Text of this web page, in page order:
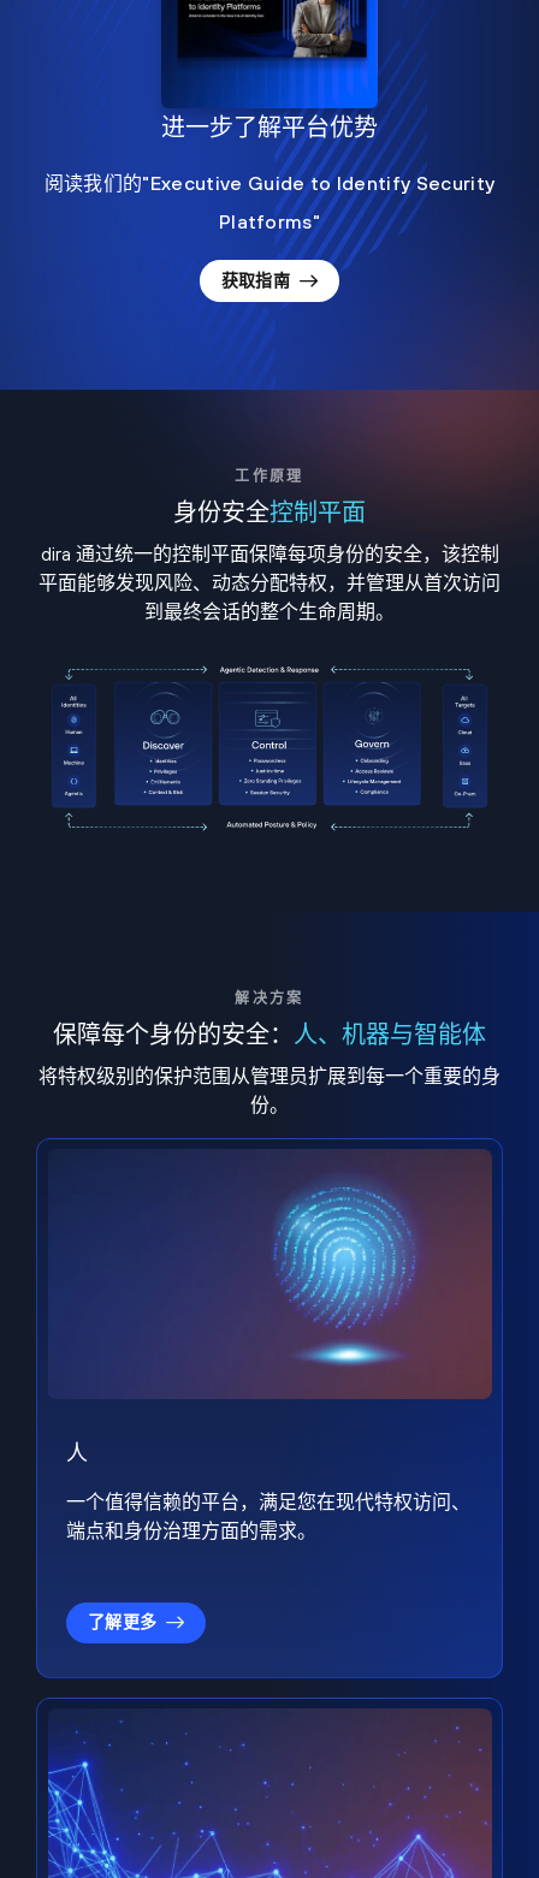
进一步了解平台优势
阅读我们的"Executive Guide to Identify Security
Platforms"
获取指南
工作原理
身份安全控制平面
dira 通过统一的控制平面保障每项身份的安全，该控制
平面能够发现风险、动态分配特权，并管理从首次访问
到最终会话的整个生命周期。
解决方案
保障每个身份的安全： 人、机器与智能体
将特权级别的保护范围从管理员扩展到每一个重要的身
份。
人
一个值得信赖的平台，满足您在现代特权访问、
端点和身份治理方面的需求。
了解更多